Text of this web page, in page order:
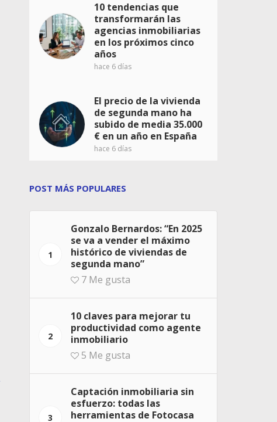
10 tendencias que
transformarán las
agencias inmobiliarias
en los próximos cinco
años
hace 6 días
El precio de la vivienda
de segunda mano ha
subido de media 35.000
€ en un año en España
hace 6 días
POST MÁS POPULARES
1
Gonzalo Bernardos: “En 2025
se va a vender el máximo
histórico de viviendas de
segunda mano”
7 Me gusta
2
10 claves para mejorar tu
productividad como agente
inmobiliario
5 Me gusta
3
Captación inmobiliaria sin
esfuerzo: todas las
herramientas de Fotocasa